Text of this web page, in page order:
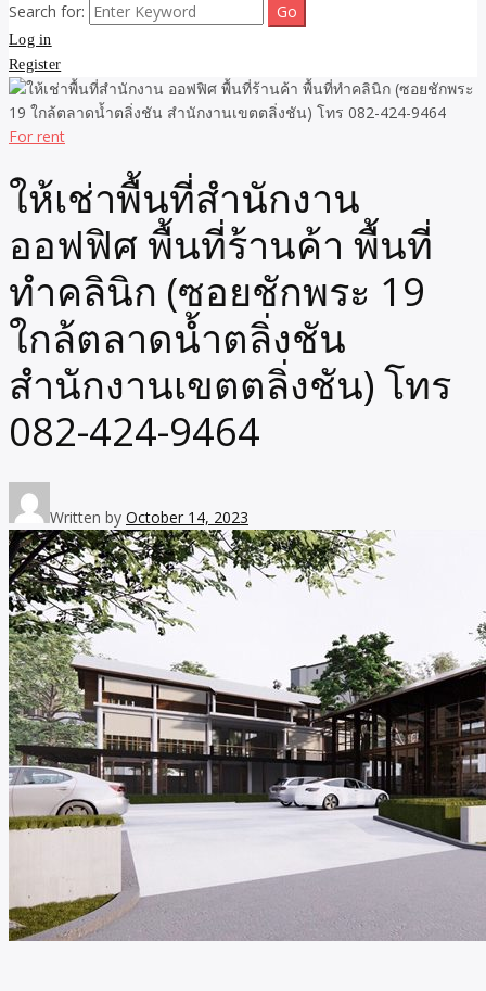
Search for:
Log in
Register
For rent
ให้เช่าพื้นที่สำนักงาน
ออฟฟิศ พื้นที่ร้านค้า พื้นที่
ทำคลินิก (ซอยชักพระ 19
ใกล้ตลาดน้ำตลิ่งชัน
สำนักงานเขตตลิ่งชัน) โทร
082-424-9464
Written by October 14, 2023